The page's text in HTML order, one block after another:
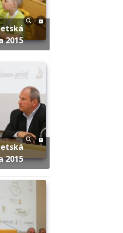
2015
2015